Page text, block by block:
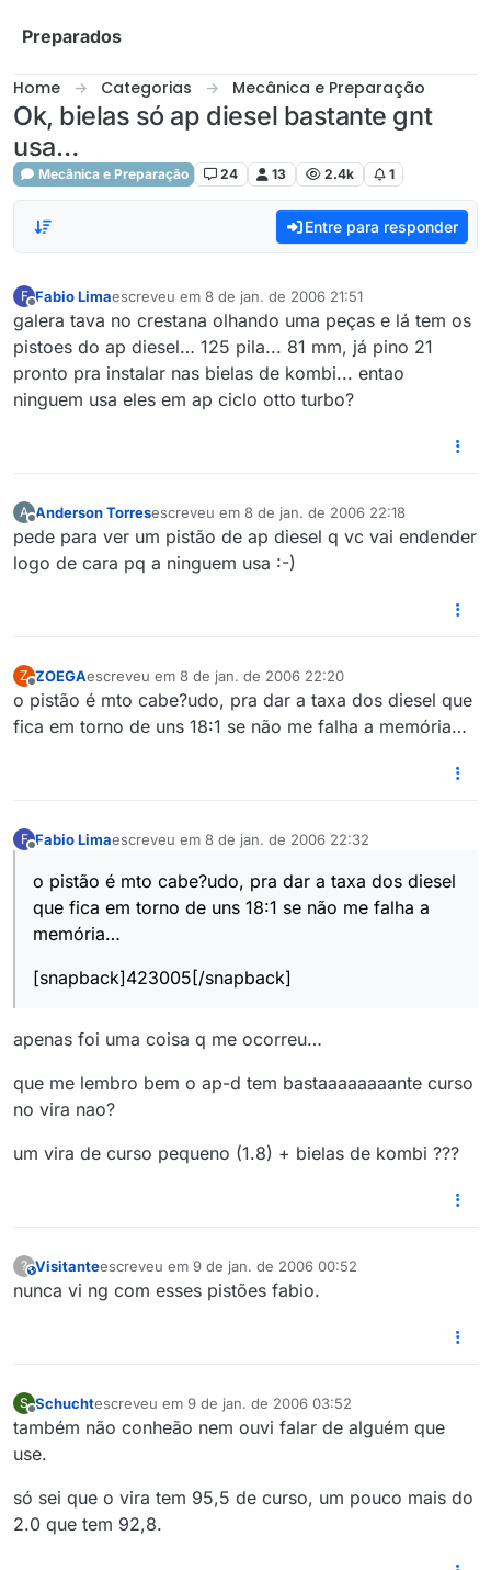
Preparados
Home Categorias Mecânica e Preparação
Ok, bielas só ap diesel bastante gnt
usa…
Mecânica e Preparação 24 13 2.4k 1
Entre para responder
F
Offline
Fabio Limaescreveu em 8 de jan. de 2006 21:51
última edição por
galera tava no crestana olhando uma peças e lá tem os
pistoes do ap diesel… 125 pila... 81 mm, já pino 21
pronto pra instalar nas bielas de kombi... entao
ninguem usa eles em ap ciclo otto turbo?
A
Offline
Anderson Torresescreveu em 8 de jan. de 2006 22:18
última edição por
pede para ver um pistão de ap diesel q vc vai endender
logo de cara pq a ninguem usa :-)
Z
Offline
ZOEGAescreveu em 8 de jan. de 2006 22:20
última edição por
o pistão é mto cabe?udo, pra dar a taxa dos diesel que
fica em torno de uns 18:1 se não me falha a memória…
F Fabio Limaescreveu em 8 de jan. de 2006 22:32
última edição por
o pistão é mto cabe?udo, pra dar a taxa dos diesel
que fica em torno de uns 18:1 se não me falha a
memória…
[snapback]423005[/snapback]
apenas foi uma coisa q me ocorreu…
que me lembro bem o ap-d tem bastaaaaaaaante curso
no vira nao?
um vira de curso pequeno (1.8) + bielas de kombi ???
?This user is from outside of this forum
Visitanteescreveu em 9 de jan. de 2006 00:52
última edição por
nunca vi ng com esses pistões fabio.
S
Offline
Schuchtescreveu em 9 de jan. de 2006 03:52
última edição por
também não conheão nem ouvi falar de alguém que
use.
só sei que o vira tem 95,5 de curso, um pouco mais do
2.0 que tem 92,8.